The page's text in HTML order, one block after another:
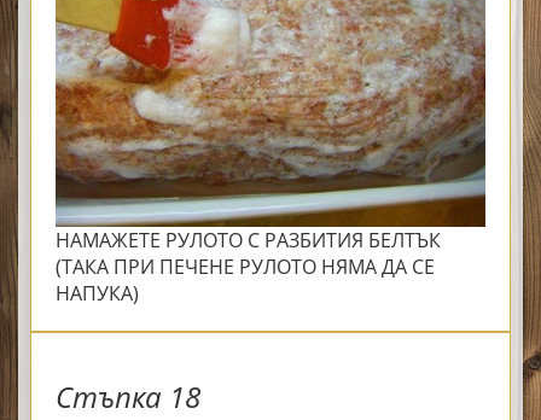
НАМАЖЕТЕ РУЛОТО С РАЗБИТИЯ БЕЛТЪК
(ТАКА ПРИ ПЕЧЕНЕ РУЛОТО НЯМА ДА СЕ
НАПУКА)
Стъпка 18